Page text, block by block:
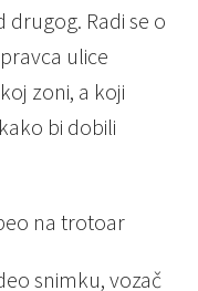
drugog. Radi se o
ulice
zoni, a koji
bi dobili
snimku, vozač